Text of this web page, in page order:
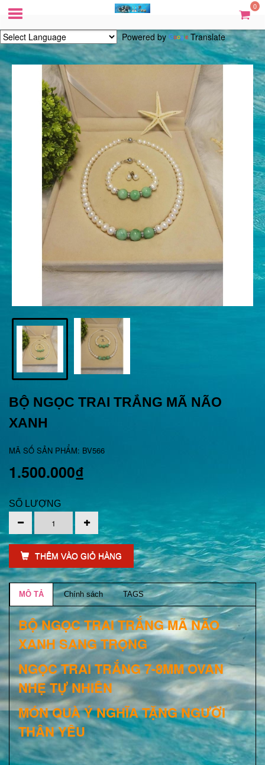
0
Powered by Translate
BỘ NGỌC TRAI TRẮNG MÃ NÃO
XANH
MÃ SỐ SẢN PHẨM: BV566
1.500.000₫
SỐ LƯỢNG
THÊM VÀO GIỎ HÀNG
MÔ TẢ Chính sách TAGS
BỘ NGỌC TRAI TRẮNG MÃ NÃO
XANH SANG TRỌNG
NGỌC TRAI TRẮNG 7-8MM OVAN
NHẸ TỰ NHIÊN
MÓN QUÀ Ý NGHĨA TẶNG NGƯỜI
THÂN YÊU